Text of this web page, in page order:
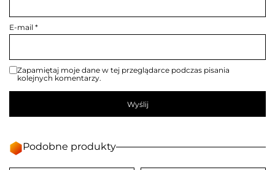
E-mail *
Zapamiętaj moje dane w tej przeglądarce podczas pisania
kolejnych komentarzy.
Podobne produkty